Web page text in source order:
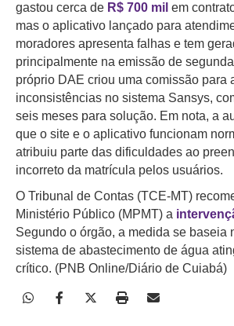
gastou cerca de R$ 700 mil em
mas o aplicativo lançado para
moradores apresenta falhas e tem
principalmente na emissão de
próprio DAE criou uma comissão para
inconsistências no sistema Sansys,
seis meses para solução. Em nota, a
que o site e o aplicativo funcionam
atribuiu parte das dificuldades ao
incorreto da matrícula pelos usuários.
O Tribunal de Contas (TCE-MT)
Ministério Público (MPMT) a
Segundo o órgão, a medida se baseia
sistema de abastecimento de água
crítico. (PNB Online/Diário de Cuiabá)